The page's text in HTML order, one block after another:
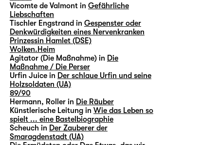
Vicomte de Valmont in Gefährliche
Liebschaften
Tischler Engstrand in Gespenster oder
Denkwürdigkeiten eines Nervenkranken
Prinzessin Hamlet (DSE)
Wolken.Heim
Agitator (Die Maßnahme) in Die
Maßnahme / Die Perser
Urfin Juice in Der schlaue Urfin und seine
Holzsoldaten (UA)
89/90
Hermann, Roller in Die Räuber
Künstlerische Leitung in Wie das Leben so
spielt ... eine Bastelbiographie
Scheuch in Der Zauberer der
Smaragdenstadt (UA)